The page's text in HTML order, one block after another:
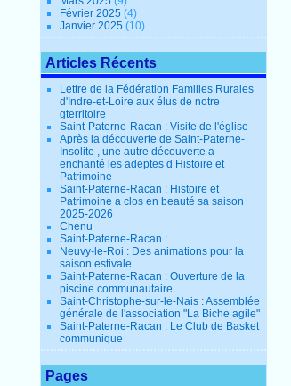
Février 2025(4)
Janvier 2025(10)
Articles Récents
Lettre de la Fédération Familles Rurales
d'Indre-et-Loire aux élus de notre
gterritoire
Saint-Paterne-Racan : Visite de l'église
Après la découverte de Saint-Paterne-
Insolite , une autre découverte a
enchanté les adeptes d’Histoire et
Patrimoine
Saint-Paterne-Racan : Histoire et
Patrimoine a clos en beauté sa saison
2025-2026
Chenu
Saint-Paterne-Racan :
Neuvy-le-Roi : Des animations pour la
saison estivale
Saint-Paterne-Racan : Ouverture de la
piscine communautaire
Saint-Christophe-sur-le-Nais : Assemblée
générale de l'association "La Biche agile"
Saint-Paterne-Racan : Le Club de Basket
communique
Pages